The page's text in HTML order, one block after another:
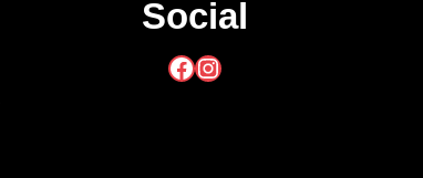
Social
Facebook Instagram